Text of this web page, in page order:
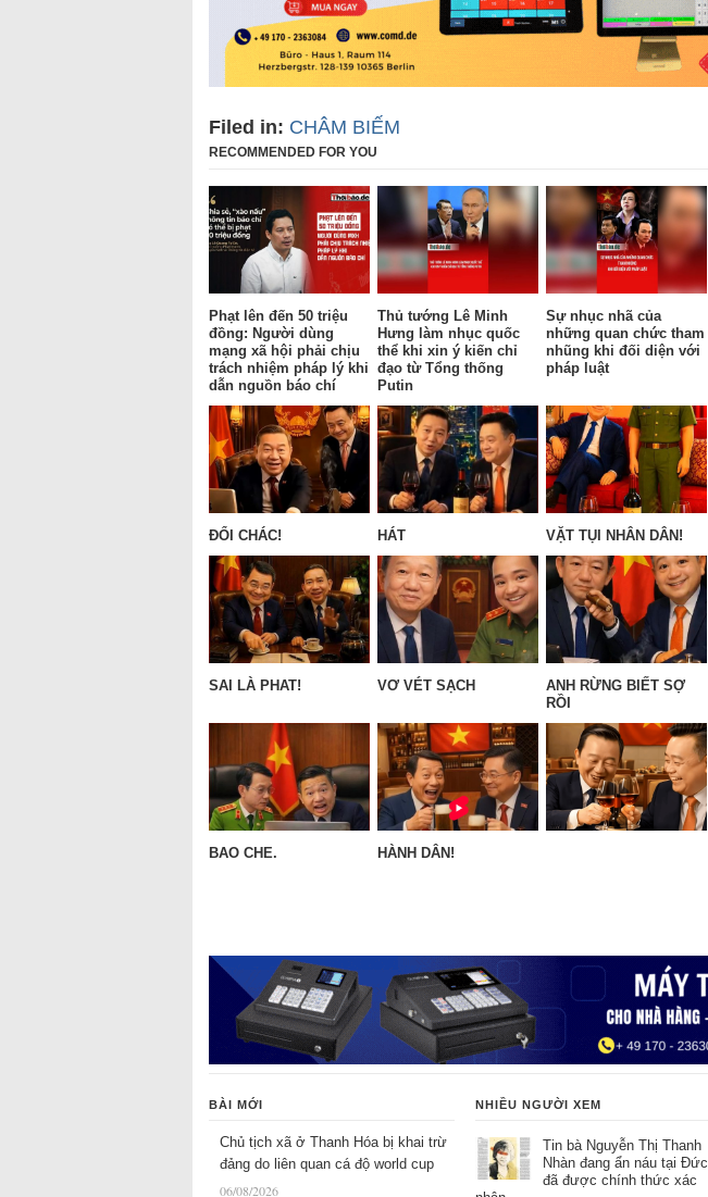
Filed in: CHÂM BIẾM
RECOMMENDED FOR YOU
Phạt lên đến 50 triệu
đồng: Người dùng
mạng xã hội phải chịu
trách nhiệm pháp lý khi
dẫn nguồn báo chí
Thủ tướng Lê Minh
Hưng làm nhục quốc
thể khi xin ý kiến chỉ
đạo từ Tổng thống
Putin
Sự nhục nhã của
những quan chức tham
nhũng khi đối diện với
pháp luật
ĐỔI CHÁC! HÁT VẶT TỤI NHÂN DÂN!
SAI LÀ PHAT! VƠ VÉT SẠCH
ANH RỪNG BIẾT SỢ
RỒI
BAO CHE. HÀNH DÂN!
BÀI MỚI
Chủ tịch xã ở Thanh Hóa bị khai trừ
đảng do liên quan cá độ world cup
06/08/2026
NHIỀU NGƯỜI XEM
Tin bà Nguyễn Thị Thanh
Nhàn đang ẩn náu tại Đức
đã được chính thức xác